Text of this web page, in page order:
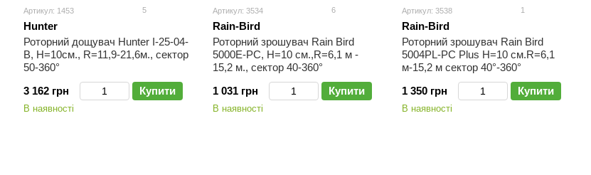
Артикул: 1453 5
Hunter
Роторний дощувач Hunter I-25-04-
B, H=10см., R=11,9-21,6м., сектор
50-360°
3 162 грн
Купити
В наявності
Артикул: 3534 6
Rain-Bird
Роторний зрошувач Rain Bird
5000E-PC, H=10 см.,R=6,1 м -
15,2 м., сектор 40-360°
1 031 грн
Купити
В наявності
Артикул: 3538 1
Rain-Bird
Роторний зрошувач Rain Bird
5004PL-PC Plus H=10 см.R=6,1
м-15,2 м сектор 40°-360°
1 350 грн
Купити
В наявності